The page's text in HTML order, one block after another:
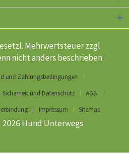
Mehrwertsteuer zzgl.
nicht anders beschrieben
und Zahlungsbedingungen
Sicherheit und Datenschutz
AGB
Impressum Sitemap
Hund Unterwegs